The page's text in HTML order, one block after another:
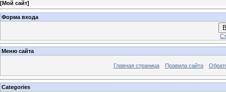
[Мой сайт]
Форма входа
Меню сайта
Главная страница Правила сайта
Categories